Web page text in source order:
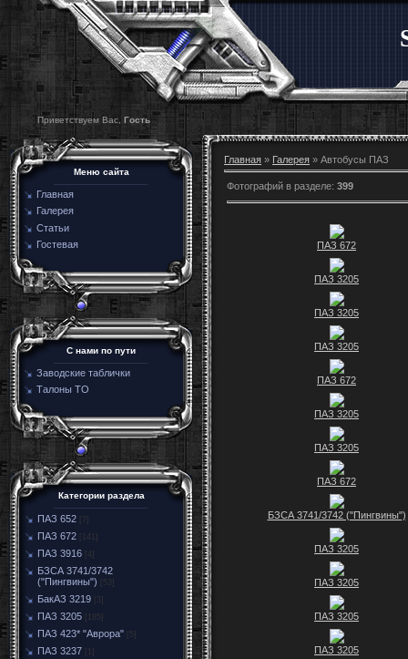
Приветствуем Вас, Гость
Меню сайта
Главная
Галерея
Статьи
Гостевая
C нами по пути
Заводские таблички
Талоны ТО
Категории раздела
ПАЗ 652 [7]
ПАЗ 672
ПАЗ 3916
БЗСА 3741/3742
("Пингвины")
[53]
БакАЗ 3219
ПАЗ 3205 [185]
ПАЗ 423* "Аврора" [5]
ПАЗ 3237
Главная » Галерея » Автобусы ПАЗ
Фотографий в разделе: 399
ПАЗ 672
ПАЗ 3205
ПАЗ 3205
ПАЗ 3205
ПАЗ 672
ПАЗ 3205
ПАЗ 3205
ПАЗ 672
БЗСА 3741/3742 ("Пингвины")
ПАЗ 3205
ПАЗ 3205
ПАЗ 3205
ПАЗ 3205